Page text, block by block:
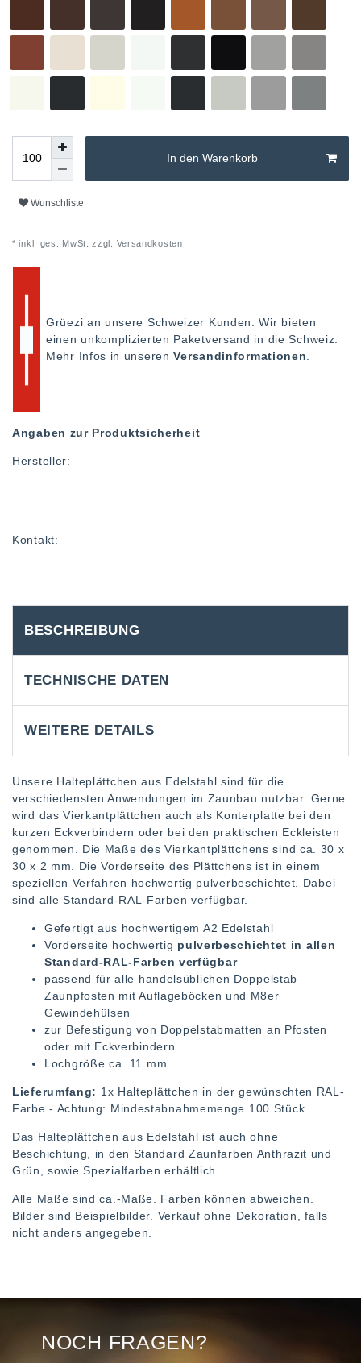
In den Warenkorb
Wunschliste
* inkl. ges. MwSt. zzgl. Versandkosten
Grüezi an unsere Schweizer Kunden: Wir bieten
einen unkomplizierten Paketversand in die Schweiz.
Mehr Infos in unserenVersandinformationen
Angaben zur Produktsicherheit
Hersteller:
Kontakt:
BESCHREIBUNG
TECHNISCHE DATEN
WEITERE DETAILS
Unsere Halteplättchen aus Edelstahl sind für die
verschiedensten Anwendungen im Zaunbau nutzbar. Gerne
wird das Vierkantplättchen auch als Konterplatte bei den
kurzen Eckverbindern oder bei den praktischen Eckleisten
genommen. Die Maße des Vierkantplättchens sind ca. 30 x
30 x 2 mm. Die Vorderseite des Plättchens ist in einem
speziellen Verfahren hochwertig pulverbeschichtet. Dabei
sind alle Standard-RAL-Farben verfügbar.
Gefertigt aus hochwertigem A2 Edelstahl
Vorderseite hochwertig pulverbeschichtet in allen
Standard-RAL-Farben verfügbar
passend für alle handelsüblichen Doppelstab
Zaunpfosten mit Auflageböcken und M8er
Gewindehülsen
zur Befestigung von Doppelstabmatten an Pfosten
oder mit Eckverbindern
Lochgröße ca. 11 mm
Lieferumfang: 1x Halteplättchen in der gewünschten RAL-
Farbe - Achtung: Mindestabnahmemenge 100 Stück.
Das Halteplättchen aus Edelstahl ist auch ohne
Beschichtung, in den Standard Zaunfarben Anthrazit und
Grün, sowie Spezialfarben erhältlich.
Alle Maße sind ca.-Maße. Farben können abweichen.
Bilder sind Beispielbilder. Verkauf ohne Dekoration, falls
nicht anders angegeben.
NOCH FRAGEN?